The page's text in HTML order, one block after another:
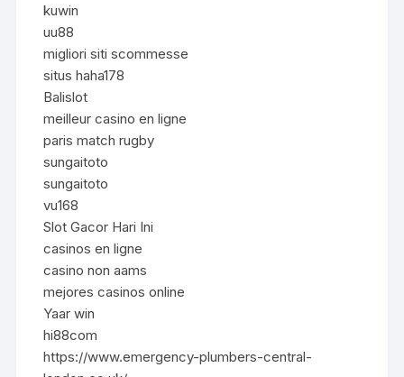
kuwin
uu88
migliori siti scommesse
situs haha178
Balislot
meilleur casino en ligne
paris match rugby
sungaitoto
sungaitoto
vu168
Slot Gacor Hari Ini
casinos en ligne
casino non aams
mejores casinos online
Yaar win
hi88com
https://www.emergency-plumbers-central-